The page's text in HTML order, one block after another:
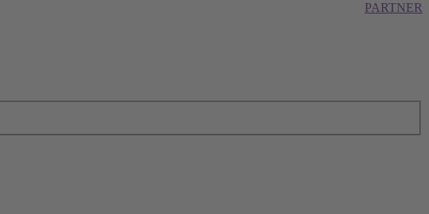
PARTNER